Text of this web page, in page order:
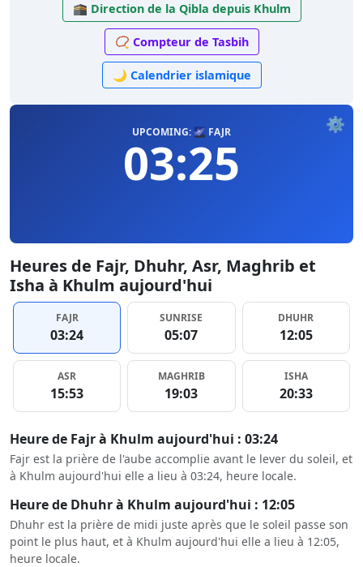
🕋 Direction de la Qibla depuis Khulm
📿 Compteur de Tasbih
🌙 Calendrier islamique
⚙️
UPCOMING: 🌌 FAJR
03:25
Heures de Fajr, Dhuhr, Asr, Maghrib et
Isha à Khulm aujourd'hui
FAJR
03:24
SUNRISE
05:07
DHUHR
12:05
ASR
15:53
MAGHRIB
19:03
ISHA
20:33
Heure de Fajr à Khulm aujourd'hui : 03:24
Fajr est la prière de l'aube accomplie avant le lever du soleil, et
à Khulm aujourd'hui elle a lieu à 03:24, heure locale.
Heure de Dhuhr à Khulm aujourd'hui : 12:05
Dhuhr est la prière de midi juste après que le soleil passe son
point le plus haut, et à Khulm aujourd'hui elle a lieu à 12:05,
heure locale.